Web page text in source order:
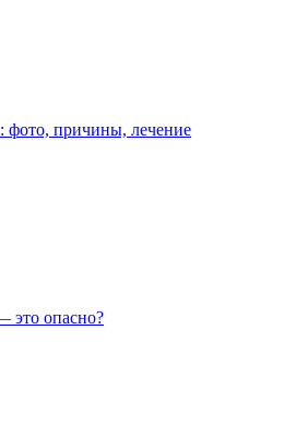
фото, причины, лечение
это опасно?